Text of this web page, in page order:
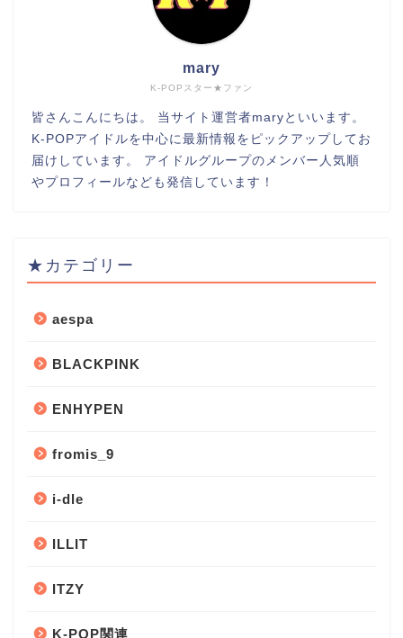
K-POPスター★ファン
mary
皆さんこんにちは。 当サイト運営者maryといいます。
K-POPアイドルを中心に最新情報をピックアップしてお
届けしています。 アイドルグループのメンバー人気順
やプロフィールなども発信しています！
★カテゴリー
aespa
BLACKPINK
ENHYPEN
fromis_9
i-dle
ILLIT
ITZY
K-POP関連